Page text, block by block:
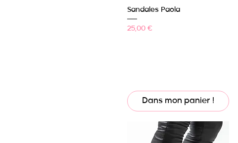
Aperçu rapide
Sandales Paola
Prix
25,00 €
Dans mon panier !